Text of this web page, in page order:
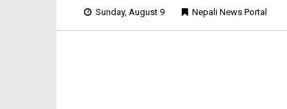
Sunday, August 9 Nepali News Portal